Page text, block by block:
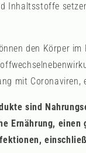
Inhaltsstoffe
den Körper
mit Coronaviren,
sind
Ernährung,